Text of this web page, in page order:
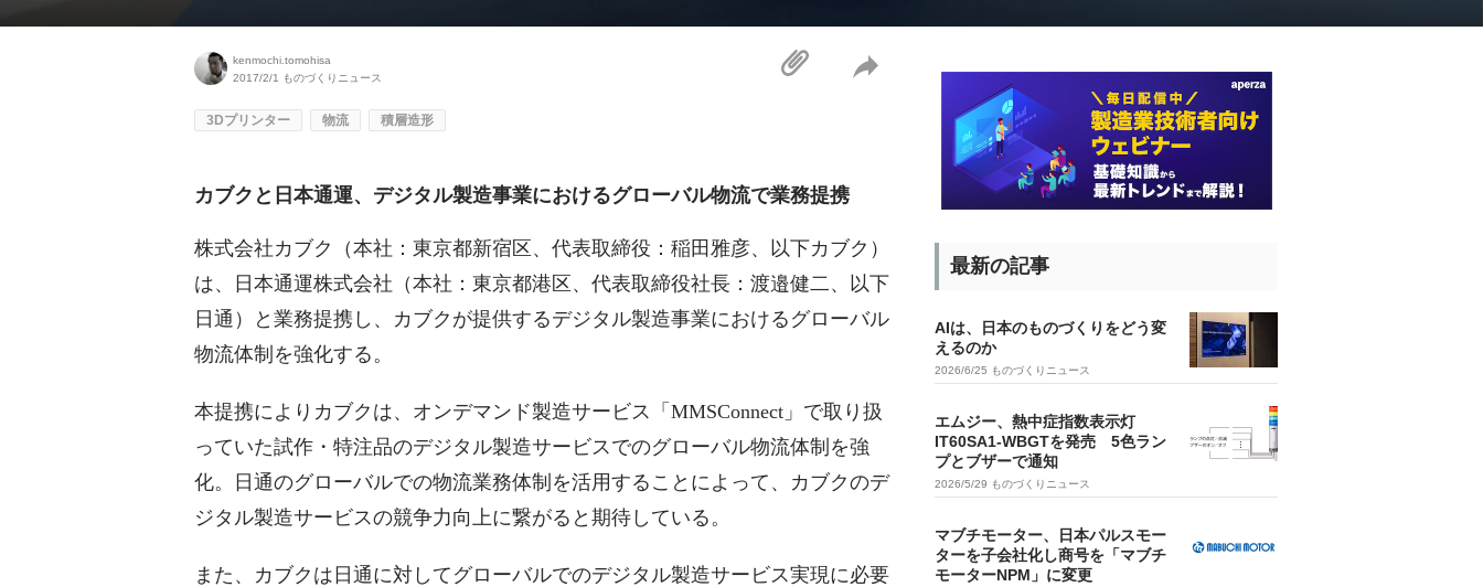
kenmochi.tomohisa
2017/2/1
ものづくりニュース
3Dプリンター 物流 積層造形
カブクと日本通運、デジタル製造事業におけるグローバル物流で業務提携
株式会社カブク（本社：東京都新宿区、代表取締役：稲田雅彦、以下カブク）
は、日本通運株式会社（本社：東京都港区、代表取締役社長：渡邉健二、以下
日通）と業務提携し、カブクが提供するデジタル製造事業におけるグローバル
物流体制を強化する。
本提携によりカブクは、オンデマンド製造サービス「MMSConnect」で取り扱
っていた試作・特注品のデジタル製造サービスでのグローバル物流体制を強
化。日通のグローバルでの物流業務体制を活用することによって、カブクのデ
ジタル製造サービスの競争力向上に繋がると期待している。
また、カブクは日通に対してグローバルでのデジタル製造サービス実現に必要
最新の記事
AIは、日本のものづくりをどう変
えるのか
2026/6/25 ものづくりニュース
エムジー、熱中症指数表示灯
IT60SA1-WBGTを発売 5色ラン
プとブザーで通知
2026/5/29 ものづくりニュース
マブチモーター、日本パルスモー
ターを子会社化し商号を「マブチ
モーターNPM」に変更